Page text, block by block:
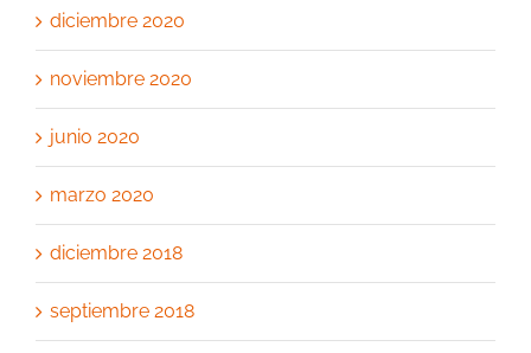
diciembre 2020
noviembre 2020
junio 2020
marzo 2020
diciembre 2018
septiembre 2018